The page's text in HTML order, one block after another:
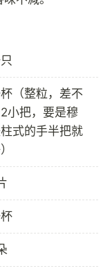
（整粒，差不
小把，要是穆
式的手半把就